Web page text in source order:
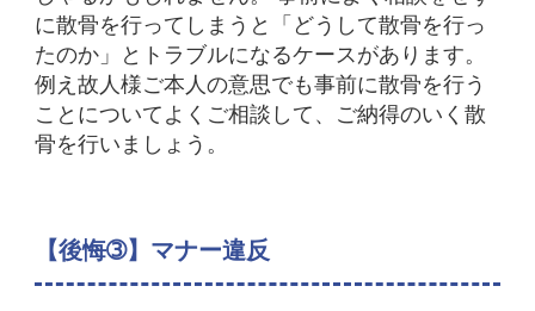
に散骨を行ってしまうと「どうして散骨を行っ
たのか」とトラブルになるケースがあります。
例え故人様ご本人の意思でも事前に散骨を行う
ことについてよくご相談して、ご納得のいく散
骨を行いましょう。
【後悔➂】マナー違反